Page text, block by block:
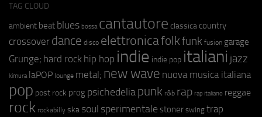
TAG CLOUD
ambient beat blues bossa cantautore classica country
crossover dance disco elettronicafolkfunk fusion garage
Grunge; hard rock hip hop indie indie pop italiani jazz
kimura laPOP lounge metal; new wave nuova musica italiana
pop post rock prog psichedeliapunk r&b rap rap italiano reggae
rock rockabilly ska soul sperimentale stoner swing trap